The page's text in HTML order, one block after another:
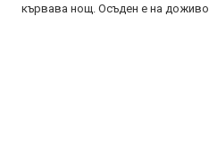
кървава нощ. Осъден е на